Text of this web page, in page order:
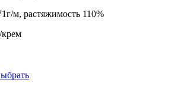
м, растяжимость 110%
крем